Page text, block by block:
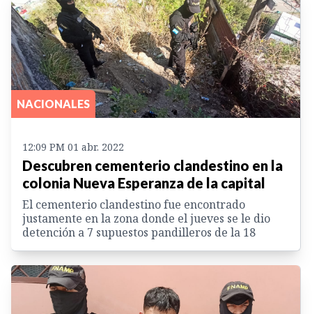
NACIONALES
12:09 PM 01 abr. 2022
Descubren cementerio clandestino en la
colonia Nueva Esperanza de la capital
El cementerio clandestino fue encontrado
justamente en la zona donde el jueves se le dio
detención a 7 supuestos pandilleros de la 18